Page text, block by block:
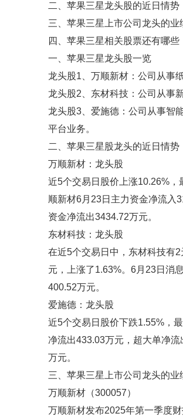
二、苹果三星龙头股的近日情势
三、苹果三星上市公司龙头的业
四、苹果三星相关股票还有哪些
一、苹果三星龙头股一览
龙头股1、万顺新材：公司从事
龙头股2、东材科技：公司从事
龙头股3、爱施德：公司从事智
平台业务。
二、苹果三星股龙头的近日情势
万顺新材：龙头股
近5个交易日股价上涨10.26%
顺新材6月23日主力资金净流入
资金净流出3434.72万元。
东材科技：龙头股
在近5个交易日中，东材科技有
元，上涨了1.63%。6月23日消
400.52万元。
爱施德：龙头股
近5个交易日股价下跌1.55%，
净流出433.03万元，超大单净
万元。
三、苹果三星上市公司龙头的业
万顺新材（300057）
万顺新材发布2025年第一季度